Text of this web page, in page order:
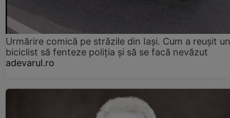
Urmărire comică pe străzile din Iași. Cum a reușit un
biciclist să fenteze poliția și să se facă nevăzut
adevarul.ro